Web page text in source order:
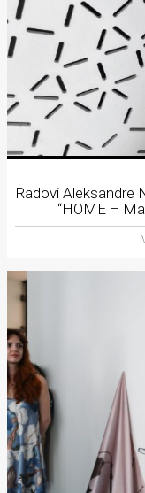
Radovi Aleksandre
“HOME –